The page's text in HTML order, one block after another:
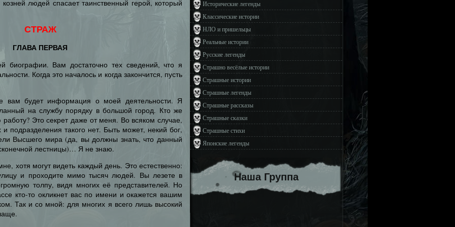
людей спасает таинственный герой, который
СТРАЖ
ГЛАВА ПЕРВАЯ
биографии. Вам достаточно тех сведений, что я
Когда это началось и когда закончится, пусть
вам будет информация о моей деятельности. Я
на службу порядку в большой город. Кто же
Это секрет даже от меня. Во всяком случае,
подразделения такого нет. Быть может, некий бог,
Высшего мира (да, вы должны знать, что данный
лестницы)… Я не знаю.
хотя могут видеть каждый день. Это естественно:
и проходите мимо тысяч людей. Вы лезете в
толпу, видя многих её представителей. Но
кто-то окликнет вас по имени и окажется вашим
Так и со мной: для многих я всего лишь высокий
Исторические легенды
Классические истории
НЛО и пришельцы
Реальные истории
Русские легенды
Страшно весёлые истории
Страшные истории
Страшные легенды
Страшные рассказы
Страшные сказки
Страшные стихи
Японские легенды
Наша Группа